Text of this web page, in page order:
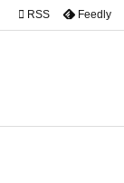


 RSS Feedly